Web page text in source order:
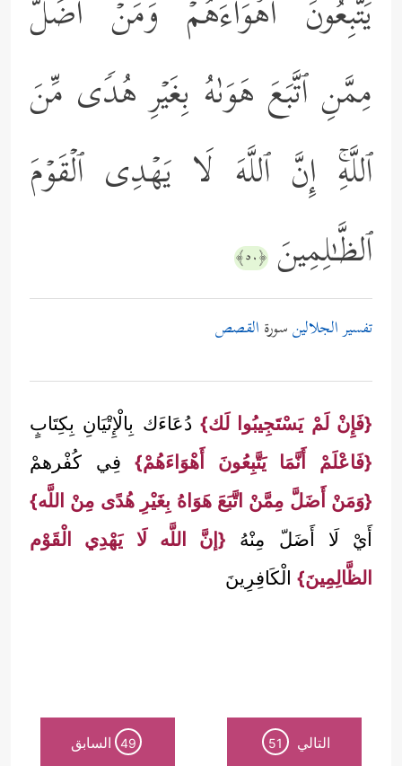
یَتَّبِعُونَ أَهۡوَاۤءَهُمۡۚ وَمَنۡ أَضَلُّ
مِمَّنِ ٱتَّبَعَ هَوَىٰهُ بِغَیۡرِ هُدࣰى مِّنَ
ٱللَّهِۚ إِنَّ ٱللَّهَ لَا یَهۡدِی ٱلۡقَوۡمَ
ٱلظَّـٰلِمِینَ ﴿٥٠﴾
تفسير الجلالينسورة القصص
{فَإِنْ لَمْ يَسْتَجِيبُوا لَك} دُعَاءَك بِالْإِتْيَانِ بِكِتَابٍ
{فَاعْلَمْ أَنَّمَا يَتَّبِعُونَ أَهْوَاءَهُمْ}فِي كُفْرهمْ
{وَمَنْ أَضَلَّ مِمَّنْ اتَّبَعَ هَوَاهُ بِغَيْرِ هُدًى مِنْ اللَّه}
أَيْ لَا أَضَلّ مِنْهُ {إنَّ اللَّه لَا يَهْدِي الْقَوْم
الظَّالِمِينَ} الْكَافِرِينَ
التالي 51
49 السابق